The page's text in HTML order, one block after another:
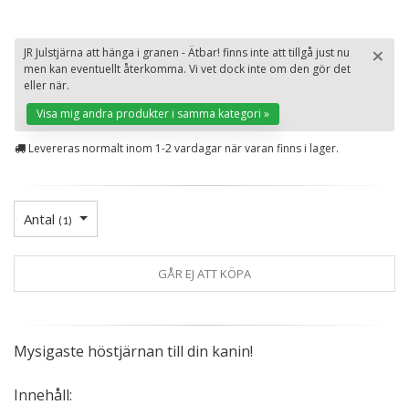
×
JR Julstjärna att hänga i granen - Ätbar! finns inte att tillgå just nu
men kan eventuellt återkomma. Vi vet dock inte om den gör det
eller när.
Visa mig andra produkter i samma kategori »
Levereras normalt inom 1-2 vardagar när varan finns i lager.
Antal (1)
GÅR EJ ATT KÖPA
Mysigaste höstjärnan till din kanin!
Innehåll: